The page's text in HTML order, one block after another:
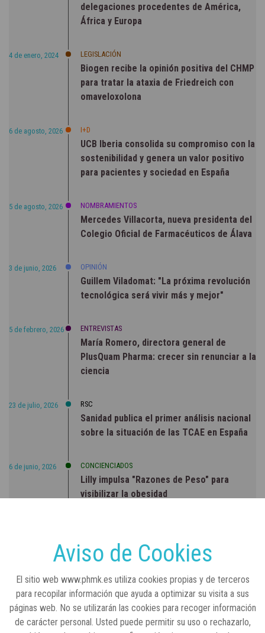
delegaciones procedentes de América,
África y Europa
4 de enero, 2024 LEGISLACIÓN
Biogen recibe la opinión positiva del CHMP
para tratar la ataxia de Friedreich con
omaveloxolona
6 de agosto, 2026 I+D
UCB Iberia consolida su compromiso con la
sostenibilidad y genera un valor positivo
para pacientes y sociedad en España
5 de agosto, 2026 NOMBRAMIENTOS
Mercedes Villacorta, nueva presidenta del
Colegio Oficial de Farmacéuticos de Álava
3 de junio, 2026 OPINIÓN
Guillem Viladomat: "La próxima revolución
tecnológica será vivir más y mejor"
5 de febrero, 2026 ENTREVISTAS
María Romero, directora general de
PlusQuam Pharma: crecer sin renunciar a la
ciencia
23 de julio, 2026 RSC
Sanidad publica el primer análisis nacional
sobre la situación de las TCAE en España
6 de junio, 2026 CONCIENCIADOS
Lilly impulsa "Razones de Peso" para
visibilizar la obesidad
Real Academia Nacional de Farmacia: un
laboratorio de ideas que se ha adaptado a
Aviso de Cookies
El sitio web www.phmk.es utiliza cookies propias y de terceros
para recopilar información que ayuda a optimizar su visita a sus
páginas web. No se utilizarán las cookies para recoger información
de carácter personal. Usted puede permitir su uso o rechazarlo,